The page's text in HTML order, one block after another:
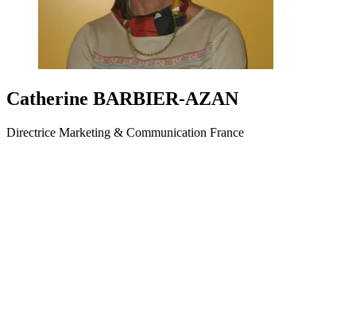
Catherine BARBIER-AZAN
Directrice Marketing & Communication France